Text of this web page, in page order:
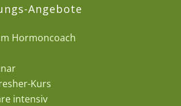
Angebote
Hormoncoach
Kurs
intensiv